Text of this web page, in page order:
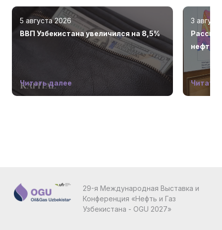
5 августа 2026
ВВП Узбекистана увеличился на 8,5%
Читать далее
3
Читать
29-я Международная Выставка и
Конференция «Нефть и Газ
Узбекистана - OGU 2027»